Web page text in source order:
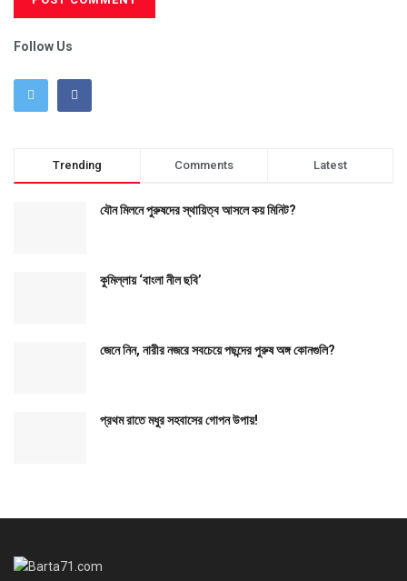
Follow Us
Trending Comments Latest
যৌন মিলনে পুরুষদের স্থায়িত্ব আসলে কয় মিনিট?
কুমিল্লায় ‘বাংলা নীল ছবি’
জেনে নিন, নারীর নজরে সবচেয়ে পছন্দের পুরুষ অঙ্গ কোনগুলি?
প্রথম রাতে মধুর সহবাসের গোপন উপায়!